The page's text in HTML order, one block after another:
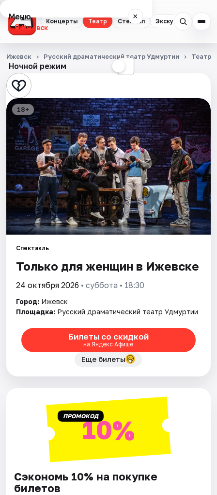
Концерты Театр Стендап Экскурсии
Меню ×
Ижевск
Концерты
Театр
Стендап
Экскурсии
Спорт
События
Города
Площадки
Рейтинги
Ночной режим ☾
Ижевск Русский драматический театр Удмуртии Театр
18+
Спектакль
Только для женщин в Ижевске
24 октября 2026 • суббота • 18:30
Город: Ижевск
Площадка: Русский драматический театр Удмуртии
Билеты со скидкой
на Яндекс Афише
Еще билеты
ПРОМОКОД10%
Сэкономь 10% на покупке
билетов